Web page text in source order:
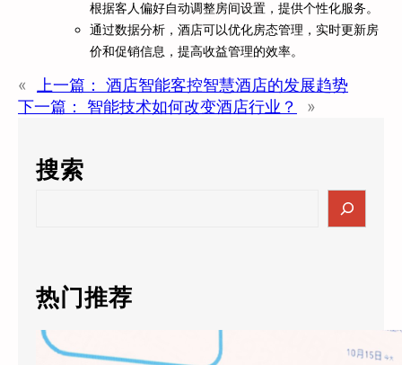
根据客人偏好自动调整房间设置，提供个性化服务。
通过数据分析，酒店可以优化房态管理，实时更新房
价和促销信息，提高收益管理的效率。
« 上一篇：
酒店智能客控智慧酒店的发展趋势
下一篇：
智能技术如何改变酒店行业？ »
搜索
c
h
热门推荐